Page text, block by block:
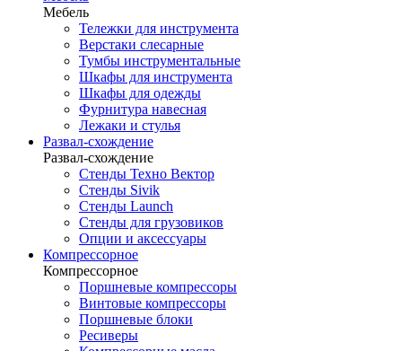
Мебель
Тележки для инструмента
Верстаки слесарные
Тумбы инструментальные
Шкафы для инструмента
Шкафы для одежды
Фурнитура навесная
Лежаки и стулья
Развал-схождение
Развал-схождение
Стенды Техно Вектор
Стенды Sivik
Стенды Launch
Стенды для грузовиков
Опции и аксессуары
Компрессорное
Компрессорное
Поршневые компрессоры
Винтовые компрессоры
Поршневые блоки
Ресиверы